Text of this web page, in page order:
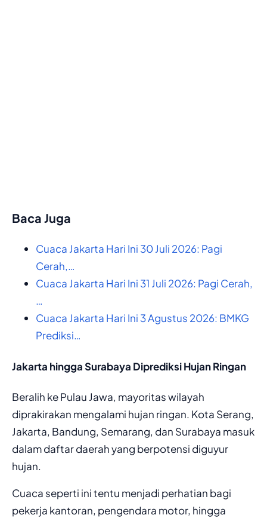
Baca Juga
Cuaca Jakarta Hari Ini 30 Juli 2026: Pagi
Cerah,…
Cuaca Jakarta Hari Ini 31 Juli 2026: Pagi Cerah,
…
Cuaca Jakarta Hari Ini 3 Agustus 2026: BMKG
Prediksi…
Jakarta hingga Surabaya Diprediksi Hujan Ringan
Beralih ke Pulau Jawa, mayoritas wilayah
diprakirakan mengalami hujan ringan. Kota Serang,
Jakarta, Bandung, Semarang, dan Surabaya masuk
dalam daftar daerah yang berpotensi diguyur
hujan.
Cuaca seperti ini tentu menjadi perhatian bagi
pekerja kantoran, pengendara motor, hingga